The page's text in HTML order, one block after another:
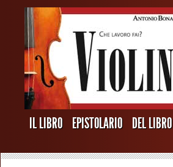
IL LIBRO EPISTOLARIO DEL LIBRO